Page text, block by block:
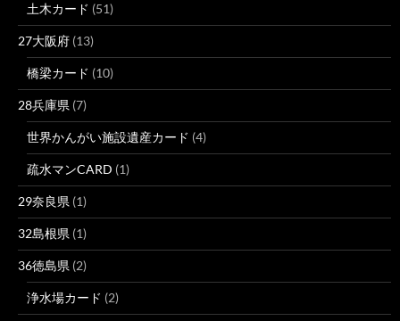
土木カード (51)
27大阪府 (13)
橋梁カード (10)
28兵庫県 (7)
世界かんがい施設遺産カード (4)
疏水マンCARD (1)
29奈良県 (1)
32島根県 (1)
36徳島県 (2)
浄水場カード (2)